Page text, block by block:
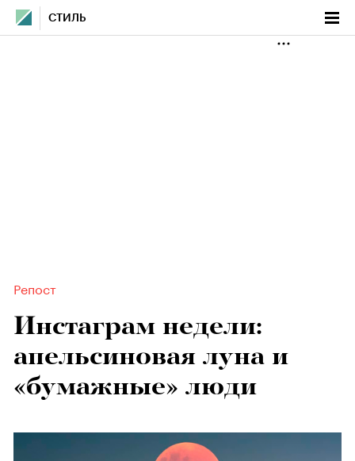
СТИЛЬ
Репост
Инстаграм недели:
апельсиновая луна и
«бумажные» люди